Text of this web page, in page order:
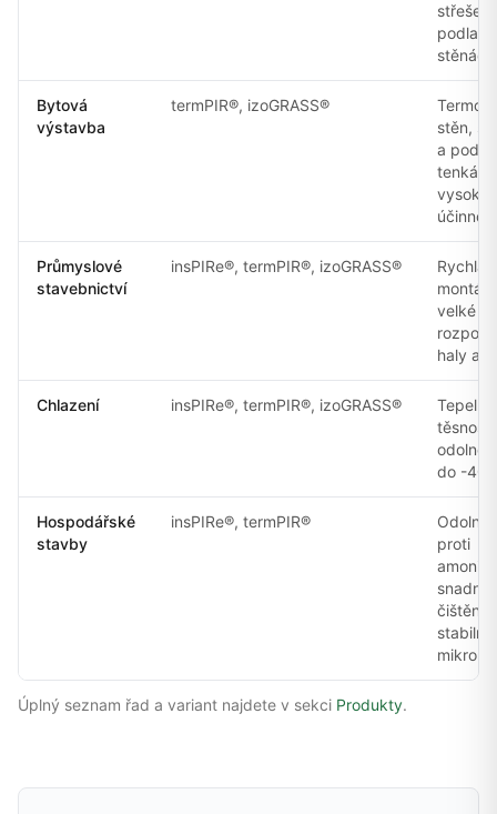
střeše,
stěnách
Bytová
výstavba
termPIR®, izoGRASS®
stěn,
a
tenká
vysoká
účinnost
Průmyslové
stavebnictví
insPIRe®, termPIR®, izoGRASS®
Rychlá
montáž,
velké
haly a
Chlazení insPIRe®, termPIR®, izoGRASS®
Tepelná
těsnost
do -
Hospodářské
stavby
insPIRe®, termPIR®
proti
snadné
čištění,
stabilní
Úplný seznam řad a variant najdete v sekci Produkty.